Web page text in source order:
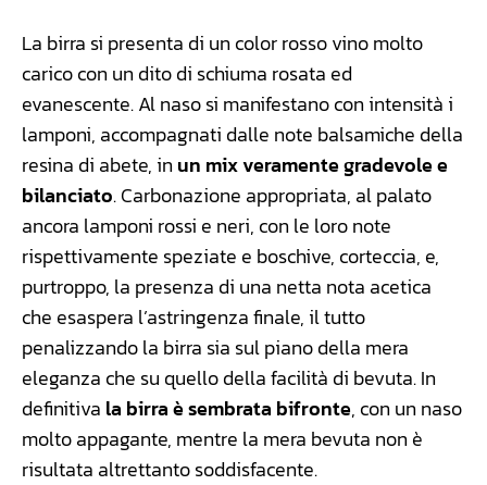
La birra si presenta di un color rosso vino molto
carico con un dito di schiuma rosata ed
evanescente. Al naso si manifestano con intensità i
lamponi, accompagnati dalle note balsamiche della
resina di abete, inun mix veramente gradevole e
bilanciato. Carbonazione appropriata, al palato
ancora lamponi rossi e neri, con le loro note
rispettivamente speziate e boschive, corteccia, e,
purtroppo, la presenza di una netta nota acetica
che esaspera l’astringenza finale, il tutto
penalizzando la birra sia sul piano della mera
eleganza che su quello della facilità di bevuta. In
definitiva la birra è sembrata bifronte, con un naso
molto appagante, mentre la mera bevuta non è
risultata altrettanto soddisfacente.